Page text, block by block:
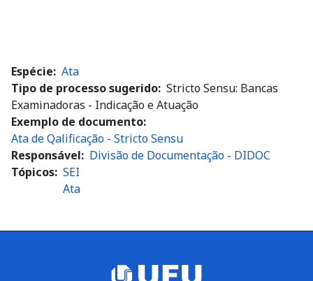
Espécie Ata
Tipo de processo sugerido Stricto Sensu: Bancas
Examinadoras - Indicação e Atuação
Exemplo de documento
Ata de Qalificação - Stricto Sensu
Responsável
Divisão de Documentação - DIDOC
Tópicos SEI
Ata